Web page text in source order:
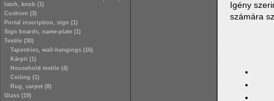
latch, knob (1)
Cushion (3)
Portal inscription, sign (1)
Sign boards, name-plate (1)
Textile (30)
Tapestries, wall-hangings (16)
Kárpit (1)
Household textile (4)
Ceiling (1)
Rug, carpet (8)
Glass (19)
Igény
számára